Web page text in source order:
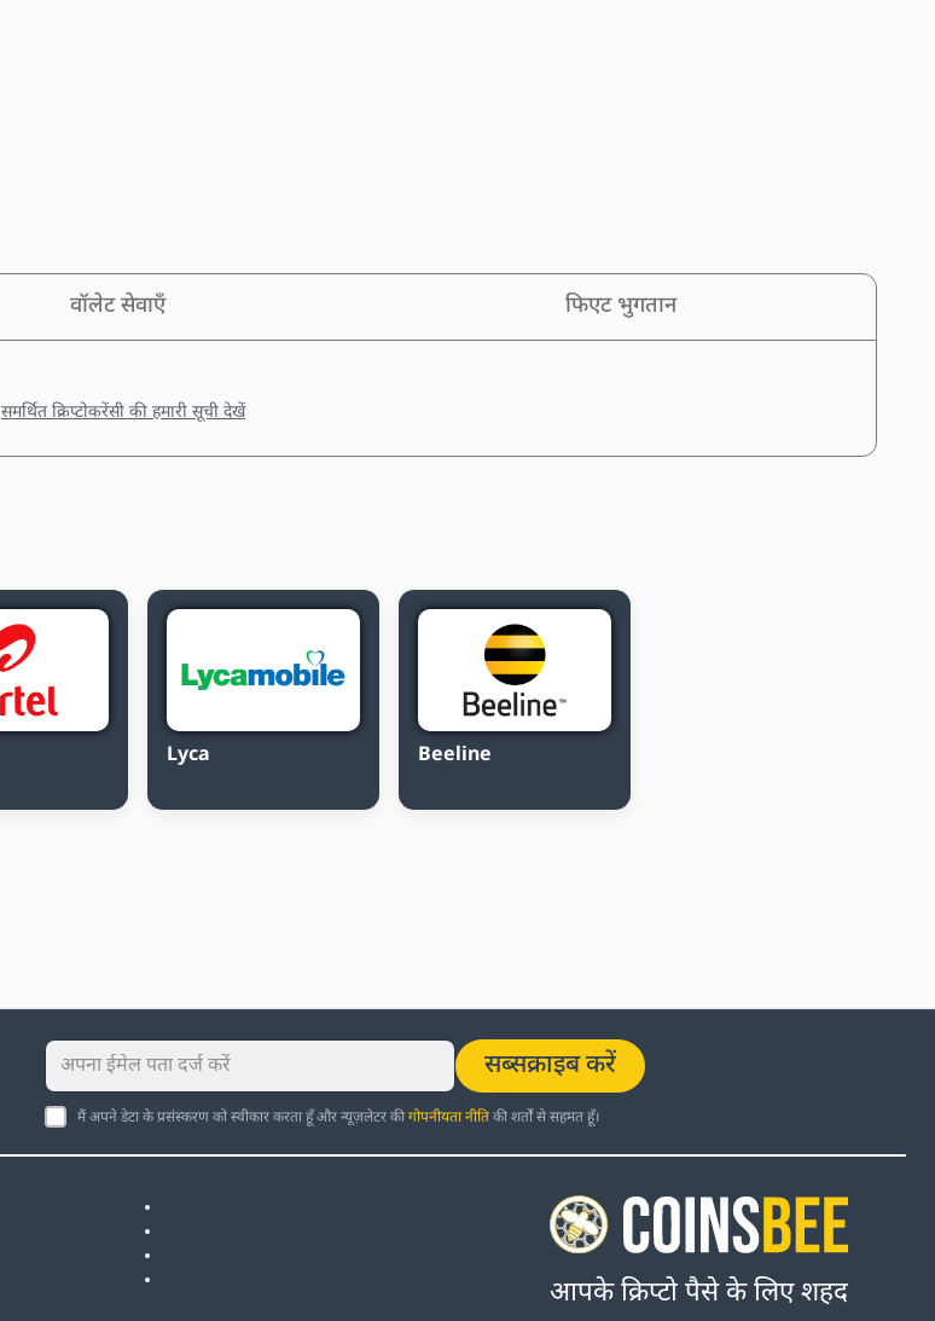
वॉलेट सेवाएँ फिएट भुगतान
समर्थित क्रिप्टोकरेंसी की हमारी सूची देखें
Lyca Beeline
सब्सक्राइब करें
मैं अपने डेटा के प्रसंस्करण को स्वीकार करता हूँ और न्यूज़लेटर कीगोपनीयता नीतिकी शर्तों से सहमत हूँ।
आपके क्रिप्टो पैसे के लिए शहद